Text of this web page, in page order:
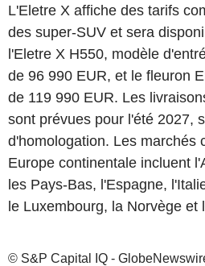
L'Eletre X affiche des tarifs
des super-SUV et sera
l'Eletre X H550, modèle
de 96 990 EUR, et le fleuron
de 119 990 EUR. Les
sont prévues pour l'été 2027,
d'homologation. Les marchés
Europe continentale incluent
les Pays-Bas, l'Espagne,
le Luxembourg, la Norvège et
© S&P Capital IQ -